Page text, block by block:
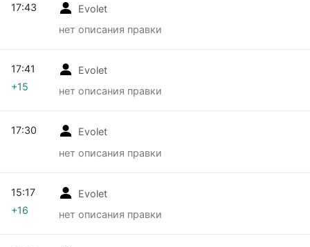
Evolet
нет описания правки
17:43
Evolet
нет описания правки
17:41
+15
Evolet
нет описания правки
17:30
Evolet
нет описания правки
15:17
+16